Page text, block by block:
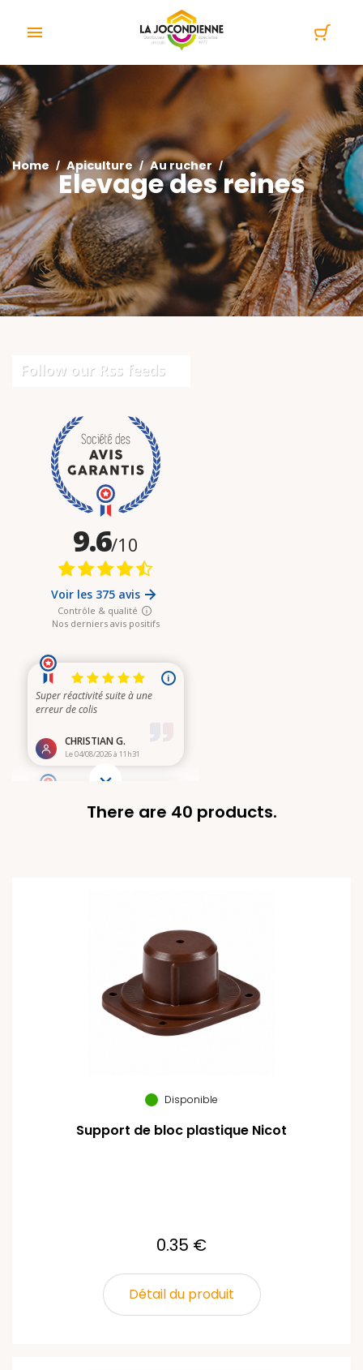

Home Apiculture Au rucher
Elevage des reines
Follow our Rss feeds
There are 40 products.
Disponible
Support de bloc plastique Nicot
0.35 €
Détail du produit
Cookies management panel